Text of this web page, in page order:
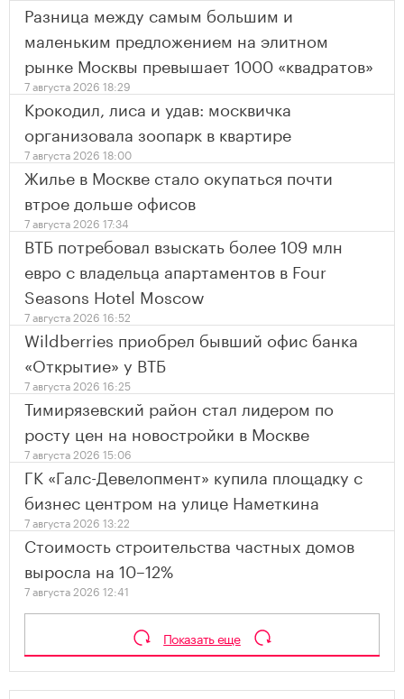
Разница между самым большим и
маленьким предложением на элитном
рынке Москвы превышает 1000 «квадратов»
7 августа 2026 18:29
Крокодил, лиса и удав: москвичка
организовала зоопарк в квартире
7 августа 2026 18:00
Жилье в Москве стало окупаться почти
втрое дольше офисов
7 августа 2026 17:34
ВТБ потребовал взыскать более 109 млн
евро с владельца апартаментов в Four
Seasons Hotel Moscow
7 августа 2026 16:52
Wildberries приобрел бывший офис банка
«Открытие» у ВТБ
7 августа 2026 16:25
Тимирязевский район стал лидером по
росту цен на новостройки в Москве
7 августа 2026 15:06
ГК «Галс-Девелопмент» купила площадку с
бизнес центром на улице Наметкина
7 августа 2026 13:22
Стоимость строительства частных домов
выросла на 10–12%
7 августа 2026 12:41
Показать еще